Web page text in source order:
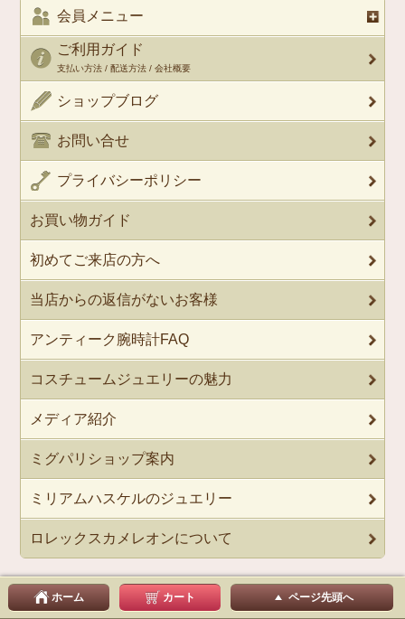
会員メニュー
ご利用ガイド
支払い方法 / 配送方法 / 会社概要
ショップブログ
お問い合せ
プライバシーポリシー
お買い物ガイド
初めてご来店の方へ
当店からの返信がないお客様
アンティーク腕時計FAQ
コスチュームジュエリーの魅力
メディア紹介
ミグパリショップ案内
ミリアムハスケルのジュエリー
ロレックスカメレオンについて
ホーム カート ページ先頭へ